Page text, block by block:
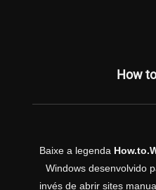
How
Baixe a legenda
Windows desenvolvido
invés de abrir sites